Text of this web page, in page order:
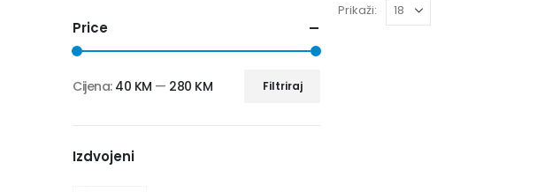
Prikaži:
Price
Filtriraj
Cijena: 40 KM — 280 KM
Izdvojeni